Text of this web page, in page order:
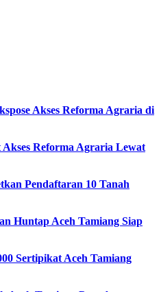
Akses Reforma Agraria di
Reforma Agraria Lewat
Pendaftaran 10 Tanah
Huntap Aceh Tamiang Siap
Sertipikat Aceh Tamiang